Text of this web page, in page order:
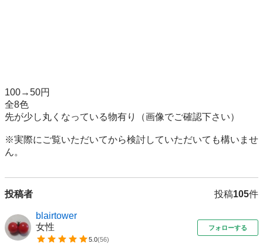
100→50円
全8色
先が少し丸くなっている物有り（画像でご確認下さい）
※実際にご覧いただいてから検討していただいても構いませ
ん。
投稿者 投稿105件
blairtower
女性
5.0(56)
フォローする